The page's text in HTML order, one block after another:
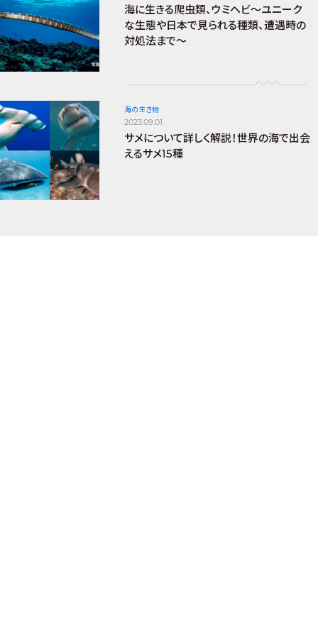
海に生きる爬虫類、ウミヘビ～ユニーク
な生態や日本で見られる種類、遭遇時の
対処法まで～
海の生き物
2023.09.01
サメについて詳しく解説！世界の海で出会
えるサメ15種